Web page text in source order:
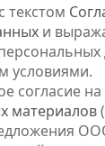
текстом
и
условиями.
согласие
материалов